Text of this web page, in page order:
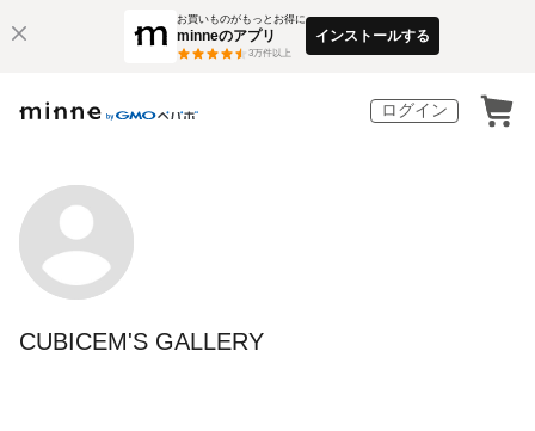
お買いものがもっとお得に
minneのアプリ
3万件以上
インストールする
ログイン
CUBICEM'S GALLERY